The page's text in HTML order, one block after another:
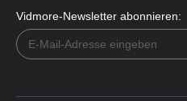
Vidmore-Newsletter abonnieren: